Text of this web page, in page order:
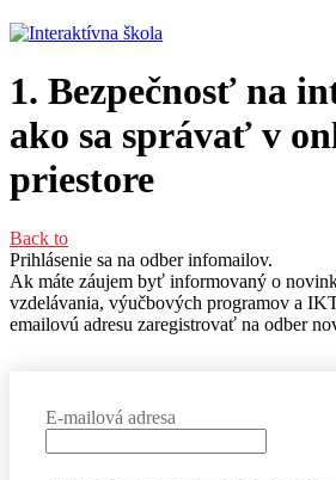
1. Bezpečnosť na
ako sa správať v
priestore
Back to
Prihlásenie sa na odber infomailov.
Ak máte záujem byť informovaný o
vzdelávania, výučbových programov a
emailovú adresu zaregistrovať na odber
E-mailová adresa